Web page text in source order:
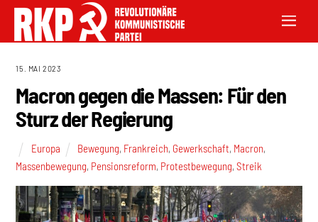
15. MAI 2023
Macron gegen die Massen: Für den
Sturz der Regierung
Europa Bewegung, Frankreich, Gewerkschaft, Macron,
Massenbewegung, Pensionsreform, Protestbewegung,Streik